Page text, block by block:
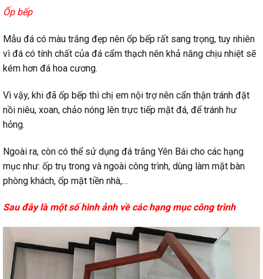
Ốp bếp
Mẫu đá có màu trắng đẹp nên ốp bếp rất sang trọng, tuy nhiên
vì đá có tính chất của đá cẩm thạch nên khả năng chịu nhiệt sẽ
kém hơn đá hoa cương.
Vì vậy, khi đã ốp bếp thì chị em nội trợ nên cẩn thận tránh đặt
nồi niêu, xoan, chảo nóng lên trực tiếp mặt đá, để tránh hư
hỏng.
Ngoài ra, còn có thể sử dụng đá trắng Yên Bái cho các hạng
mục như: ốp trụ trong và ngoài công trình, dùng làm mặt bàn
phòng khách, ốp mặt tiền nhà,…
Sau đây là một số hình ảnh về các hạng mục công trình